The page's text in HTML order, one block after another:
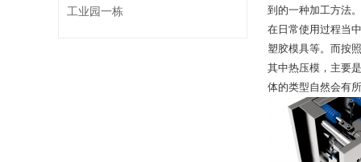
工业园一栋
到的一种加工方法
在日常使用过程当
塑胶模具等。而按
其中热压模，主要
体的类型自然会有